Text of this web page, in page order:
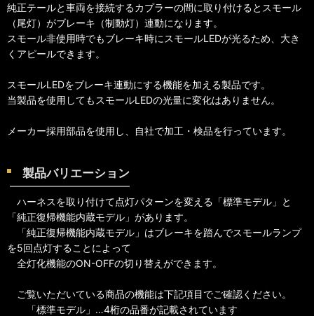
純正テールと車両を接続するカプラーの間に取り付けるとスモール
（尾灯）がブレーキ（制動灯）連動になります。
スモール非使用時でもブレーキ時にスモールLEDが光るため、大き
くアピールできます。
スモールLEDをブレーキ連動にする機能を加える製品です。
当製品を使用してもスモールLEDの光量に変化はありません。
メーカー採用部品を使用し、自社で加工・検品を行っています。
製品バリエーション
ハーネスを取り付けて点灯パターンを変える「標準モデル」と
「純正復帰機能内蔵モデル」があります。
「純正復帰機能内蔵モデル」はブレーキを踏んでスモールランプ
を5回点灯することによって
全灯化機能のON-OFFの切り替えができます。
ご覧いただいている商品の機能は下記項目でご確認ください。
「標準モデル」…4桁の品番が記載されています